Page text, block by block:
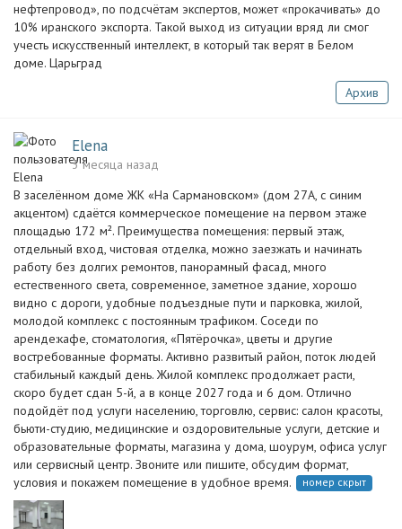
нефтепровод», по подсчётам экспертов, может «прокачивать» до
10% иранского экспорта. Такой выход из ситуации вряд ли смог
учесть искусственный интеллект, в который так верят в Белом
доме. Царьград
Архив
Elena
3 месяца назад
В заселённом доме ЖК «На Сармановском» (дом 27А, с синим
акцентом) сдаётся коммерческое помещение на первом этаже
площадью 172 м². Преимущества помещения: первый этаж,
отдельный вход, чистовая отделка, можно заезжать и начинать
работу без долгих ремонтов, панорамный фасад, много
естественного света, современное, заметное здание, хорошо
видно с дороги, удобные подъездные пути и парковка, жилой,
молодой комплекс с постоянным трафиком. Соседи по
аренде:кафе, стоматология, «Пятёрочка», цветы и другие
востребованные форматы. Активно развитый район, поток людей
стабильный каждый день. Жилой комплекс продолжает расти,
скоро будет сдан 5-й, а в конце 2027 года и 6 дом. Отлично
подойдёт под услуги населению, торговлю, сервис: салон красоты,
бьюти-студию, медицинские и оздоровительные услуги, детские и
образовательные форматы, магазина у дома, шоурум, офиса услуг
или сервисный центр. Звоните или пишите, обсудим формат,
условия и покажем помещение в удобное время.
номер скрыт